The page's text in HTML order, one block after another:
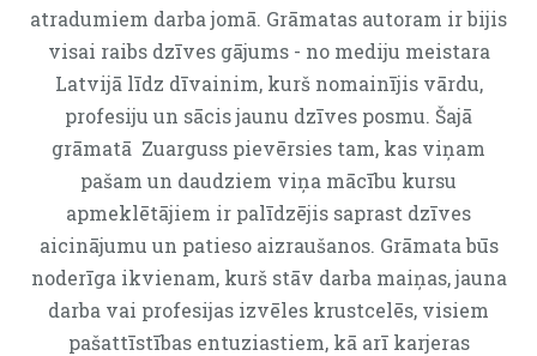
atradumiem darba jomā. Grāmatas autoram ir bijis
visai raibs dzīves gājums - no mediju meistara
Latvijā līdz dīvainim, kurš nomainījis vārdu,
profesiju un sācis jaunu dzīves posmu. Šajā
grāmatā Zuarguss pievērsies tam, kas viņam
pašam un daudziem viņa mācību kursu
apmeklētājiem ir palīdzējis saprast dzīves
aicinājumu un patieso aizraušanos. Grāmata būs
noderīga ikvienam, kurš stāv darba maiņas, jauna
darba vai profesijas izvēles krustcelēs, visiem
pašattīstības entuziastiem, kā arī karjeras